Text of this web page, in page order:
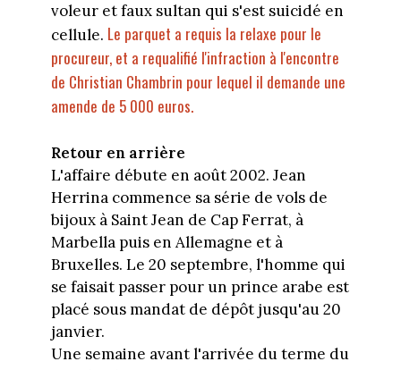
voleur et faux sultan qui s'est suicidé en
cellule. Le parquet a requis la relaxe pour le
procureur, et a requalifié l'infraction à l'encontre
de Christian Chambrin pour lequel il demande une
amende de 5 000 euros.
Retour en arrière
L'affaire débute en août 2002. Jean
Herrina commence sa série de vols de
bijoux à Saint Jean de Cap Ferrat, à
Marbella puis en Allemagne et à
Bruxelles. Le 20 septembre, l'homme qui
se faisait passer pour un prince arabe est
placé sous mandat de dépôt jusqu'au 20
janvier.
Une semaine avant l'arrivée du terme du